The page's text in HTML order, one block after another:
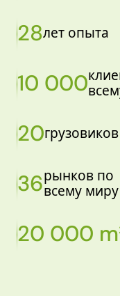
28лет опыта
10 000
20грузовиков
36рынков по
всему миру
20 000